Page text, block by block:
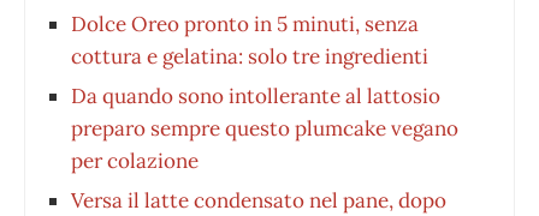
Dolce Oreo pronto in 5 minuti, senza
cottura e gelatina: solo tre ingredienti
Da quando sono intollerante al lattosio
preparo sempre questo plumcake vegano
per colazione
Versa il latte condensato nel pane, dopo